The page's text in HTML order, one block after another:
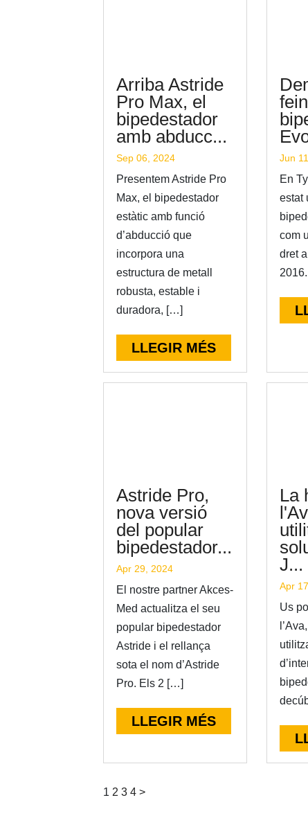
Arriba Astride
Pro Max, el
bipedestador
amb abducc...
Sep 06, 2024
Presentem Astride Pro
Max, el bipedestador
estàtic amb funció
d’abducció que
incorpora una
estructura de metall
robusta, estable i
duradora, […]
LLEGIR MÉS
Jun
En
estat
com
dret
Astride Pro,
nova versió
del popular
bipedestador...
Apr 29, 2024
El nostre partner Akces-
Med actualitza el seu
popular bipedestador
Astride i el rellança
sota el nom d’Astride
Pro. Els 2 […]
LLEGIR MÉS
La
J...
Apr
Us
Posts
1 2 3 4 >